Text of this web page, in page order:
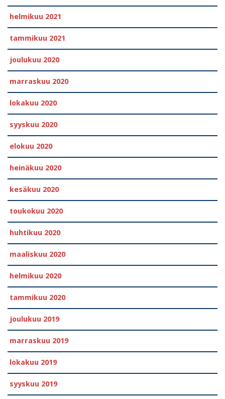
helmikuu 2021
tammikuu 2021
joulukuu 2020
marraskuu 2020
lokakuu 2020
syyskuu 2020
elokuu 2020
heinäkuu 2020
kesäkuu 2020
toukokuu 2020
huhtikuu 2020
maaliskuu 2020
helmikuu 2020
tammikuu 2020
joulukuu 2019
marraskuu 2019
lokakuu 2019
syyskuu 2019